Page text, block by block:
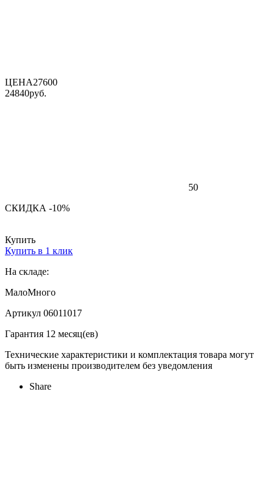
ЦЕНА27600
24840руб.
50
СКИДКА -10%
Купить
Купить в 1 клик
На складе:
МалоМного
Артикул 06011017
Гарантия 12 месяц(ев)
Технические характеристики и комплектация товара могут
быть изменены производителем без уведомления
Share